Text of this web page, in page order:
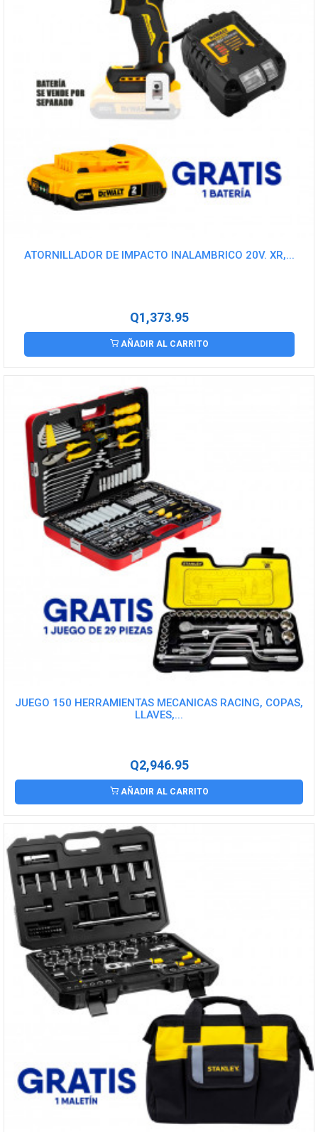
ATORNILLADOR DE IMPACTO INALAMBRICO 20V. XR,...
Q1,373.95
AÑADIR AL CARRITO
JUEGO 150 HERRAMIENTAS MECANICAS RACING, COPAS,
LLAVES,...
Q2,946.95
AÑADIR AL CARRITO